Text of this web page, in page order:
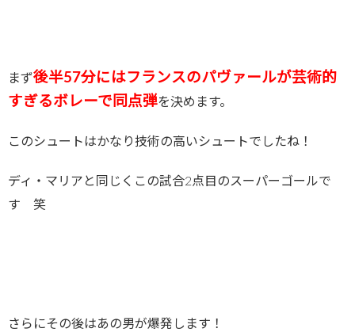
まず後半57分にはフランスのパヴァールが芸術的
すぎるボレーで同点弾を決めます。
このシュートはかなり技術の高いシュートでしたね！
ディ・マリアと同じくこの試合2点目のスーパーゴールで
す 笑
さらにその後はあの男が爆発します！